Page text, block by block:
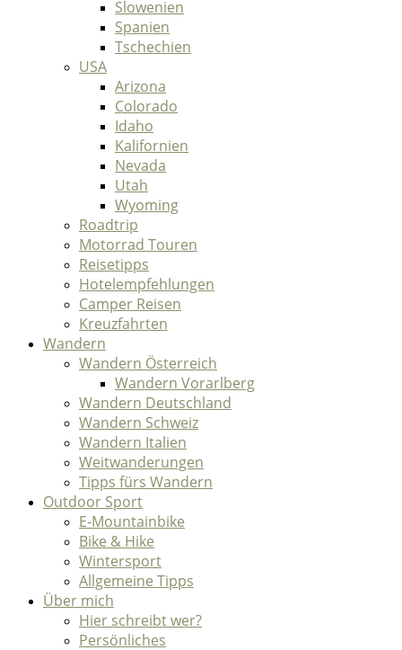
Slowenien
Spanien
Tschechien
USA
Arizona
Colorado
Idaho
Kalifornien
Nevada
Utah
Wyoming
Roadtrip
Motorrad Touren
Reisetipps
Hotelempfehlungen
Camper Reisen
Kreuzfahrten
Wandern
Wandern Österreich
Wandern Vorarlberg
Wandern Deutschland
Wandern Schweiz
Wandern Italien
Weitwanderungen
Tipps fürs Wandern
Outdoor Sport
E-Mountainbike
Bike & Hike
Wintersport
Allgemeine Tipps
Über mich
Hier schreibt wer?
Persönliches